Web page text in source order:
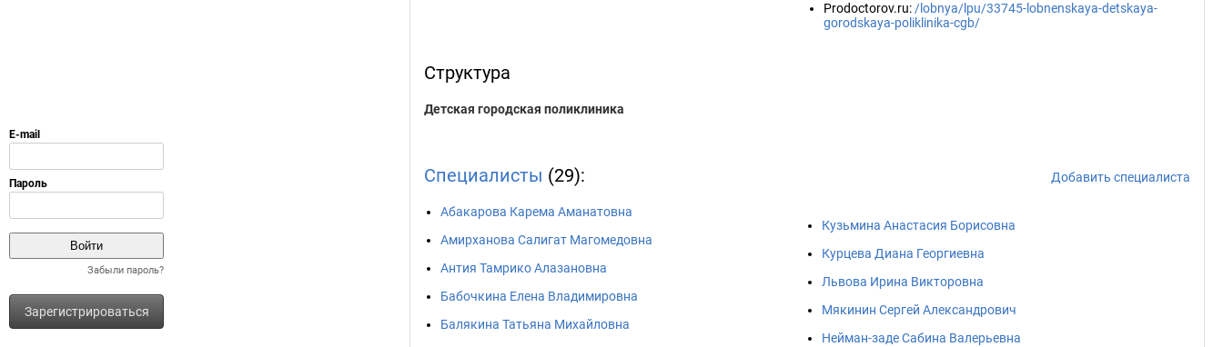
Забыли пароль?
Зарегистрироваться
Prodoctorov.ru: /lobnya/lpu/33745-lobnenskaya-detskaya-
gorodskaya-poliklinika-cgb/
Структура
Детская городская поликлиника
Специалисты (29): Добавить специалиста
Абакарова Карема Аманатовна
Амирханова Салигат Магомедовна
Антия Тамрико Алазановна
Бабочкина Елена Владимировна
Балякина Татьяна Михайловна
Кузьмина Анастасия Борисовна
Курцева Диана Георгиевна
Львова Ирина Викторовна
Мякинин Сергей Александрович
Нейман-заде Сабина Валерьевна